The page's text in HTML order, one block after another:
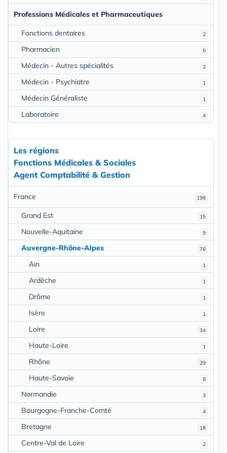
Professions Médicales et Pharmaceutiques
2
Fonctions dentaires
5
Pharmacien
2
Médecin - Autres spécialités
1
Médecin - Psychiatre
1
Médecin Généraliste
4
Laboratoire
Les régions
Fonctions Médicales & Sociales
Agent Comptabilité & Gestion
198
France
15
Grand Est
9
Nouvelle-Aquitaine
76
Auvergne-Rhône-Alpes
1
Ain
1
Ardèche
1
Drôme
1
Isère
34
Loire
1
Haute-Loire
29
Rhône
8
Haute-Savoie
3
Normandie
4
Bourgogne-Franche-Comté
18
Bretagne
2
Centre-Val de Loire